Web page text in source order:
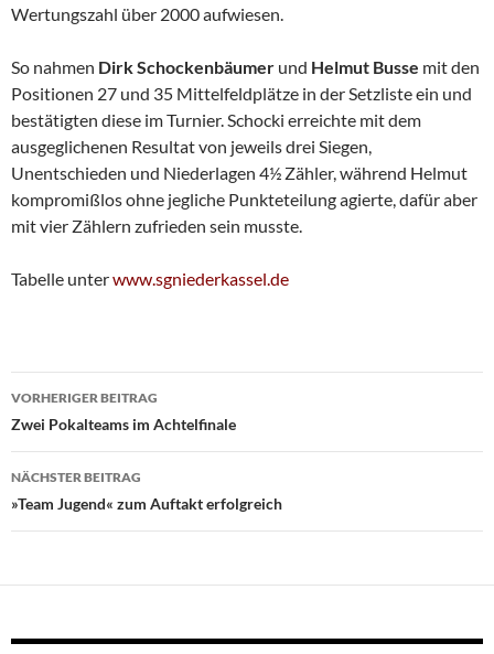
Wertungszahl über 2000 aufwiesen.
So nahmen Dirk Schockenbäumer und Helmut Busse mit den
Positionen 27 und 35 Mittelfeldplätze in der Setzliste ein und
bestätigten diese im Turnier. Schocki erreichte mit dem
ausgeglichenen Resultat von jeweils drei Siegen,
Unentschieden und Niederlagen 4½ Zähler, während Helmut
kompromißlos ohne jegliche Punkteteilung agierte, dafür aber
mit vier Zählern zufrieden sein musste.
Tabelle unterwww.sgniederkassel.de
Beitragsnavigation
VORHERIGER BEITRAG
Zwei Pokalteams im Achtelfinale
NÄCHSTER BEITRAG
»Team Jugend« zum Auftakt erfolgreich